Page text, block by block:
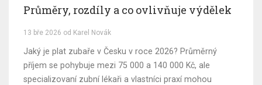
Průměry, rozdíly a co ovlivňuje výdělek
13 bře 2026 od Karel Novák
Jaký je plat zubaře v Česku v roce 2026? Průměrný
příjem se pohybuje mezi 75 000 a 140 000 Kč, ale
specializovaní zubní lékaři a vlastníci praxí mohou